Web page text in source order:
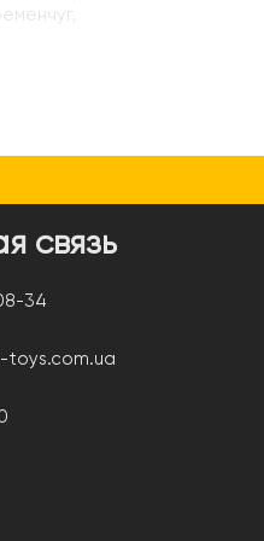
связь
34
toys.com.ua